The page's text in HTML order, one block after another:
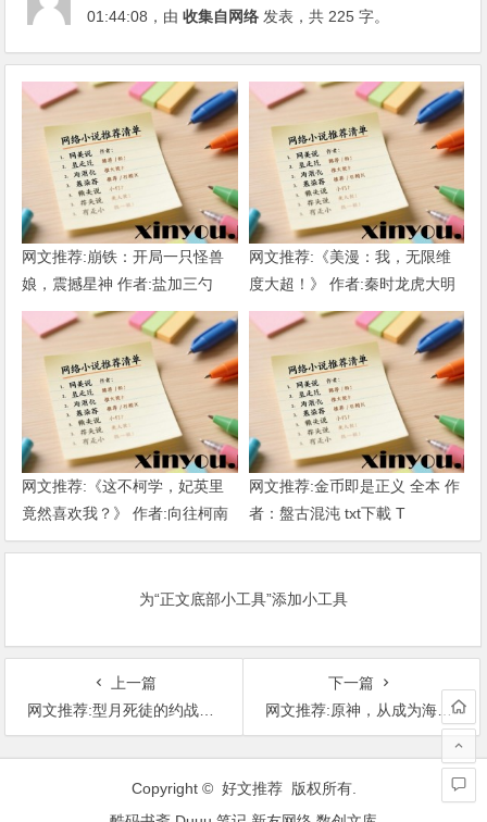
01:44:08 ，由收集自网络 发表，共 225 字。
网文推荐:崩铁：开局一只怪兽
娘，震撼星神 作者:盐加三勺
（1-218）TXT下载
网文推荐:《美漫：我，无限维
度大超！》 作者:秦时龙虎大明
1-802章 TXT下载
网文推荐:《这不柯学，妃英里
竟然喜欢我？》 作者:向往柯南
1-189章 TXT下载
网文推荐:金币即是正义 全本 作
者：盤古混沌 txt下載 T
为“正文底部小工具”添加小工具
上一篇
网文推荐:型月死徒的约战生活 1-157至卷六幕间2.txt 作者：新尘埃 T
下一篇
网文推荐:原神，从成为海洋之神开始 作者：正经相师 1——第三卷16章 TXT下载
文
Copyright © 好文推荐 版权所有.